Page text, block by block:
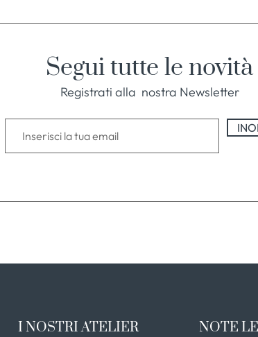
Segui tutte le novità
Registrati alla nostra Newsletter
I NOSTRI ATELIER NOTE